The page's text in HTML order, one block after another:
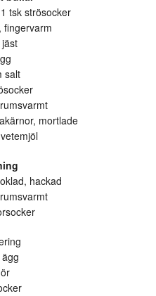
tsk strösocker
salt
mortlade
hackad